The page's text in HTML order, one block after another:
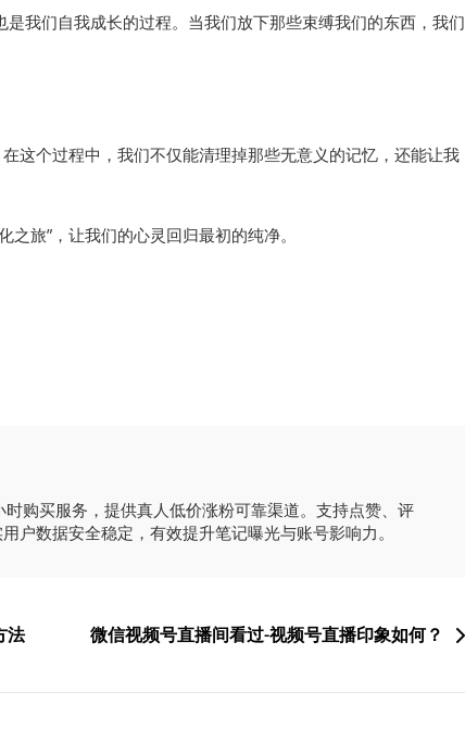
我们自我成长的过程。当我们放下那些束缚我们的东西，我们
这个过程中，我们不仅能清理掉那些无意义的记忆，还能让我
旅”，让我们的心灵回归最初的纯净。
购买服务，提供真人低价涨粉可靠渠道。支持点赞、评
户数据安全稳定，有效提升笔记曝光与账号影响力。
法 微信视频号直播间看过-视频号直播印象如何？